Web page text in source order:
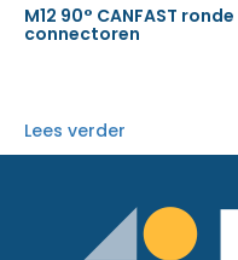
M12 90° CANFAST ronde
connectoren
Lees verder